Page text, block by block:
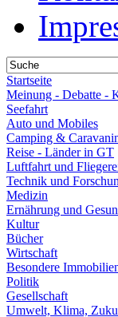
Startseite
Meinung - Debatte -
Seefahrt
Auto und Mobiles
Camping &
Reise - Länder in GT
Luftfahrt und
Technik und
Medizin
Ernährung und
Kultur
Bücher
Wirtschaft
Besondere
Politik
Gesellschaft
Umwelt, Klima,